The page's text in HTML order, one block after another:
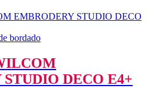
bordado
DECO E4+